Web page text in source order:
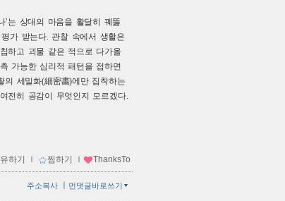
는 상대의 마음을 활달히 꿰뚫
가 받는다. 관찰 속에서 생활은
하고 괴물 같은 적으로 다가올
가능한 심리적 패턴을 접하면
세밀화(細密畵)에만 집착하는
전히 공감이 무엇인지 모르겠다.
하기 ｌ 찜하기 ｌ ThanksTo
먼댓글바로쓰기
주소복사